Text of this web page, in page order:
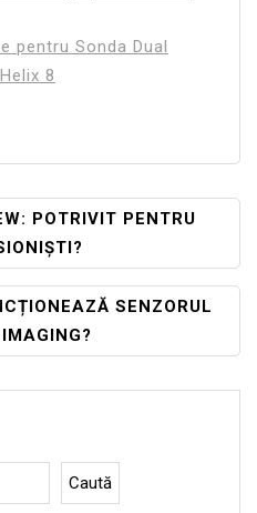
pentru Sonda Dual
8
POTRIVIT PENTRU
SENZORUL
Caută